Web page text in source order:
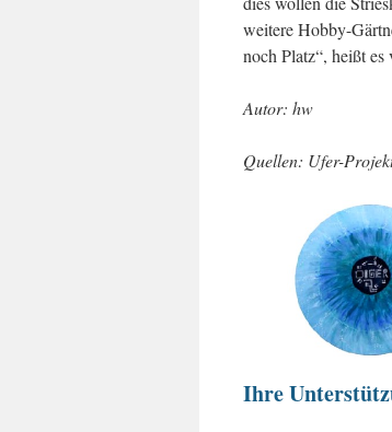
weitere Hobby-
noch Platz“, heißt es
Autor: hw
Quellen: Ufer-
Ihre